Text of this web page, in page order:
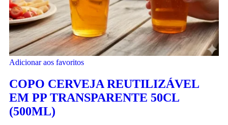
Adicionar aos favoritos
COPO CERVEJA REUTILIZÁVEL
EM PP TRANSPARENTE 50CL
(500ML)